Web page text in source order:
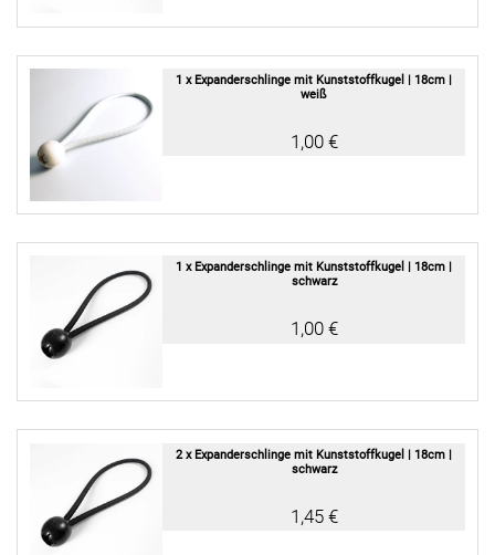
1 x Expanderschlinge mit Kunststoffkugel | 18cm |
weiß
1,00 €
1 x Expanderschlinge mit Kunststoffkugel | 18cm |
schwarz
1,00 €
2 x Expanderschlinge mit Kunststoffkugel | 18cm |
schwarz
1,45 €